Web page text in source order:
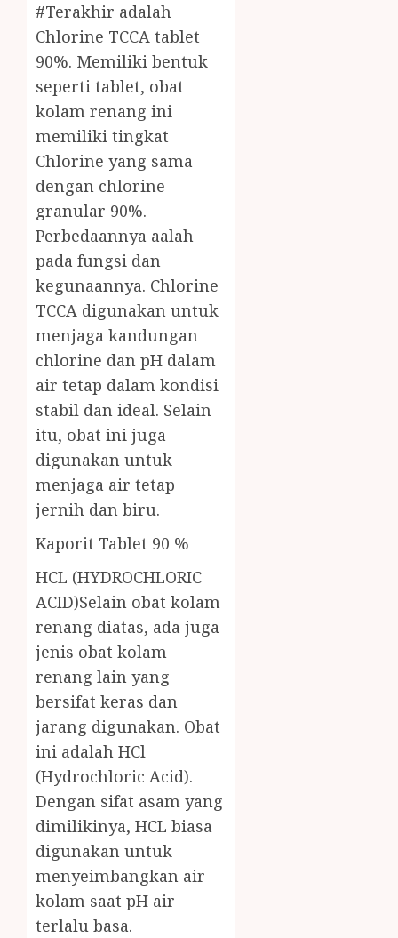
#Terakhir adalah
Chlorine TCCA tablet
90%. Memiliki bentuk
seperti tablet, obat
kolam renang ini
memiliki tingkat
Chlorine yang sama
dengan chlorine
granular 90%.
Perbedaannya aalah
pada fungsi dan
kegunaannya. Chlorine
TCCA digunakan untuk
menjaga kandungan
chlorine dan pH dalam
air tetap dalam kondisi
stabil dan ideal. Selain
itu, obat ini juga
digunakan untuk
menjaga air tetap
jernih dan biru.
Kaporit Tablet 90 %
HCL (HYDROCHLORIC
ACID)Selain obat kolam
renang diatas, ada juga
jenis obat kolam
renang lain yang
bersifat keras dan
jarang digunakan. Obat
ini adalah HCl
(Hydrochloric Acid).
Dengan sifat asam yang
dimilikinya, HCL biasa
digunakan untuk
menyeimbangkan air
kolam saat pH air
terlalu basa.